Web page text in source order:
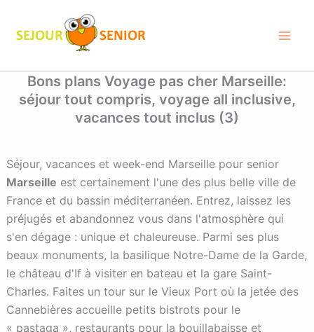
contenu
Bons plans Voyage pas cher Marseille:
séjour tout compris, voyage all inclusive,
vacances tout inclus (3)
Séjour, vacances et week-end Marseille pour senior
Marseille est certainement l'une des plus belle ville de
France et du bassin méditerranéen. Entrez, laissez les
préjugés et abandonnez vous dans l'atmosphère qui
s'en dégage : unique et chaleureuse. Parmi ses plus
beaux monuments, la basilique Notre-Dame de la Garde,
le château d'If à visiter en bateau et la gare Saint-
Charles. Faites un tour sur le Vieux Port où la jetée des
Cannebières accueille petits bistrots pour le
« pastaga », restaurants pour la bouillabaisse et